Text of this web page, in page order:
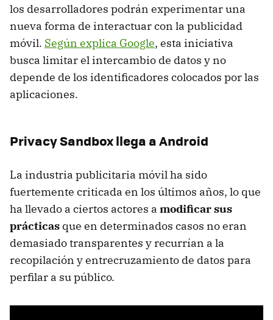
los desarrolladores podrán experimentar una
nueva forma de interactuar con la publicidad
móvil. Según explica Google, esta iniciativa
busca limitar el intercambio de datos y no
depende de los identificadores colocados por las
aplicaciones.
Privacy Sandbox llega a Android
La industria publicitaria móvil ha sido
fuertemente criticada en los últimos años, lo que
ha llevado a ciertos actores a modificar sus
prácticas que en determinados casos no eran
demasiado transparentes y recurrían a la
recopilación y entrecruzamiento de datos para
perfilar a su público.